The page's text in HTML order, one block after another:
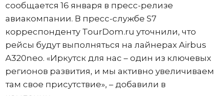
сообщается 16 января в пресс-релизе
авиакомпании. В пресс-службе S7
корреспонденту TourDom.ru уточнили, что
рейсы будут выполняться на лайнерах Airbus
A320neo. «Иркутск для нас – один из ключевых
регионов развития, и мы активно увеличиваем
там свое присутствие», – добавили в